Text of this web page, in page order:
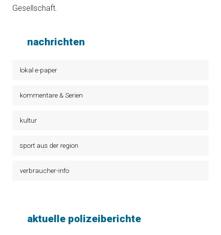
Gesellschaft.
nachrichten
lokal e-paper
kommentare & Serien
kultur
sport aus der region
verbraucher-info
aktuelle polizeiberichte